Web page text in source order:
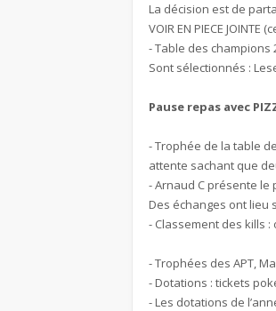
La décision est de
VOIR EN PIECE
- Table des champions
Sont sélectionnés :
Pause repas avec
- Trophée de la table
attente sachant que
- Arnaud C présente le
Des échanges ont lieu
- Classement des kills
- Trophées des APT,
- Dotations : tickets
- Les dotations de